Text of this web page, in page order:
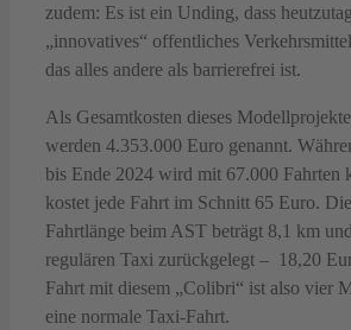
zudem: Es ist ein Unding, dass
„innovatives“ offentliches
das alles andere als barrierefrei ist.
Als Gesamtkosten dieses
werden 4.353.000 Euro genannt.
bis Ende 2024 wird mit 67.000 Fahrten
kostet jede Fahrt im Schnitt 65 Euro.
Fahrtlänge beim AST beträgt 8,1 km
regulären Taxi zurückgelegt – 18,20
Fahrt mit diesem „Colibri“ ist also vier
eine normale Taxi-Fahrt.